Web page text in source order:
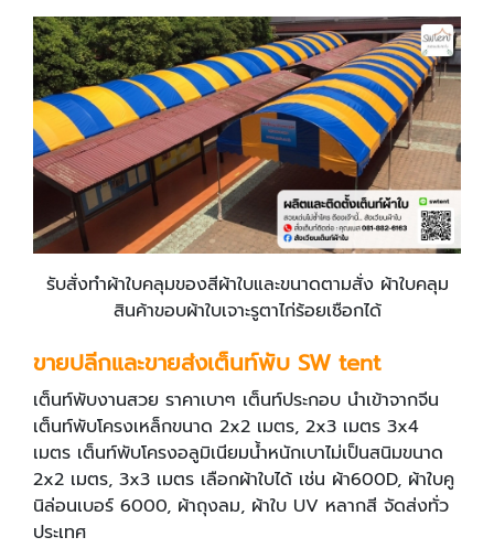
รับสั่งทำผ้าใบคลุมของสีผ้าใบและขนาดตามสั่ง ผ้าใบคลุม
สินค้าขอบผ้าใบเจาะรูตาไก่ร้อยเชือกได้
ขายปลีกและขายส่งเต็นท์พับ SW tent
เต็นท์พับงานสวย ราคาเบาๆ เต็นท์ประกอบ นำเข้าจากจีน
เต็นท์พับโครงเหล็กขนาด 2x2 เมตร, 2x3 เมตร 3x4
เมตร เต็นท์พับโครงอลูมิเนียมน้ำหนักเบาไม่เป็นสนิมขนาด
2x2 เมตร, 3x3 เมตร เลือกผ้าใบได้ เช่น ผ้า600D, ผ้าใบคู
นิล่อนเบอร์ 6000, ผ้าถุงลม, ผ้าใบ UV หลากสี จัดส่งทั่ว
ประเทศ